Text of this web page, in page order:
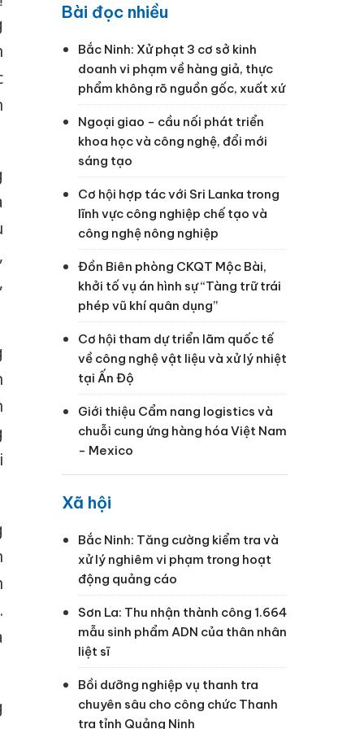
Bài đọc nhiều
Bắc Ninh: Xử phạt 3 cơ sở kinh
doanh vi phạm về hàng giả, thực
phẩm không rõ nguồn gốc, xuất xứ
Ngoại giao - cầu nối phát triển
khoa học và công nghệ, đổi mới
sáng tạo
Cơ hội hợp tác với Sri Lanka trong
lĩnh vực công nghiệp chế tạo và
công nghệ nông nghiệp
Đồn Biên phòng CKQT Mộc Bài,
khởi tố vụ án hình sự “Tàng trữ trái
phép vũ khí quân dụng”
Cơ hội tham dự triển lãm quốc tế
về công nghệ vật liệu và xử lý nhiệt
tại Ấn Độ
Giới thiệu Cẩm nang logistics và
chuỗi cung ứng hàng hóa Việt Nam
- Mexico
Xã hội
Bắc Ninh: Tăng cường kiểm tra và
xử lý nghiêm vi phạm trong hoạt
động quảng cáo
Sơn La: Thu nhận thành công 1.664
mẫu sinh phẩm ADN của thân nhân
liệt sĩ
Bồi dưỡng nghiệp vụ thanh tra
chuyên sâu cho công chức Thanh
tra tỉnh Quảng Ninh